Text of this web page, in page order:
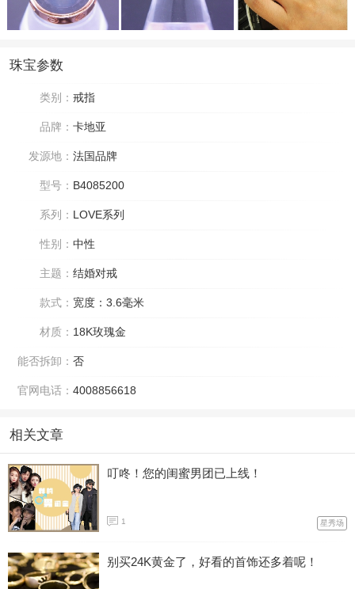
珠宝参数
类别： 戒指
品牌： 卡地亚
发源地： 法国品牌
型号： B4085200
系列： LOVE系列
性别： 中性
主题： 结婚对戒
款式： 宽度：3.6毫米
材质： 18K玫瑰金
能否拆卸： 否
官网电话： 4008856618
相关文章
叮咚！您的闺蜜男团已上线！
1 星秀场
别买24K黄金了，好看的首饰还多着呢！